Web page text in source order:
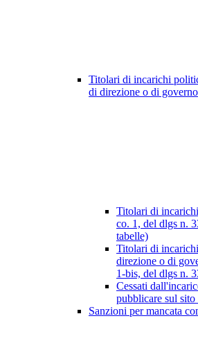
Titolari di incarichi
di direzione o di governo
Titolari di
co. 1, del dlgs n.
tabelle)
Titolari di
direzione o di
1-bis, del dlgs n.
Cessati
pubblicare sul
Sanzioni per mancata